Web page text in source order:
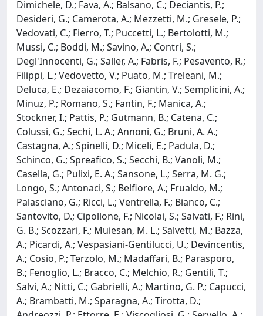
Dimichele, D.; Fava, A.; Balsano, C.; Deciantis, P.;
Desideri, G.; Camerota, A.; Mezzetti, M.; Gresele, P.;
Vedovati, C.; Fierro, T.; Puccetti, L.; Bertolotti, M.;
Mussi, C.; Boddi, M.; Savino, A.; Contri, S.;
Degl'Innocenti, G.; Saller, A.; Fabris, F.; Pesavento, R.;
Filippi, L.; Vedovetto, V.; Puato, M.; Treleani, M.;
Deluca, E.; Dezaiacomo, F.; Giantin, V.; Semplicini, A.;
Minuz, P.; Romano, S.; Fantin, F.; Manica, A.;
Stockner, I.; Pattis, P.; Gutmann, B.; Catena, C.;
Colussi, G.; Sechi, L. A.; Annoni, G.; Bruni, A. A.;
Castagna, A.; Spinelli, D.; Miceli, E.; Padula, D.;
Schinco, G.; Spreafico, S.; Secchi, B.; Vanoli, M.;
Casella, G.; Pulixi, E. A.; Sansone, L.; Serra, M. G.;
Longo, S.; Antonaci, S.; Belfiore, A.; Frualdo, M.;
Palasciano, G.; Ricci, L.; Ventrella, F.; Bianco, C.;
Santovito, D.; Cipollone, F.; Nicolai, S.; Salvati, F.; Rini,
G. B.; Scozzari, F.; Muiesan, M. L.; Salvetti, M.; Bazza,
A.; Picardi, A.; Vespasiani-Gentilucci, U.; Devincentis,
A.; Cosio, P.; Terzolo, M.; Madaffari, B.; Parasporo,
B.; Fenoglio, L.; Bracco, C.; Melchio, R.; Gentili, T.;
Salvi, A.; Nitti, C.; Gabrielli, A.; Martino, G. P.; Capucci,
A.; Brambatti, M.; Sparagna, A.; Tirotta, D.;